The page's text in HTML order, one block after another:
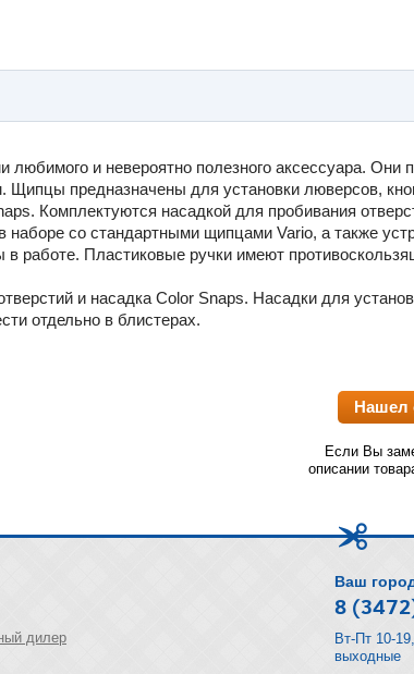
и невероятно полезного аксессуара. Они
предназначены для установки люверсов,
Комплектуются насадкой для пробивания
со стандартными щипцами Vario, а также
работе. Пластиковые ручки имеют
и насадка Color Snaps. Насадки для
отдельно в блистерах.
Нашел
Если Вы
описании
дилер
Ваш
8
Вт-Пт 10-
выходные